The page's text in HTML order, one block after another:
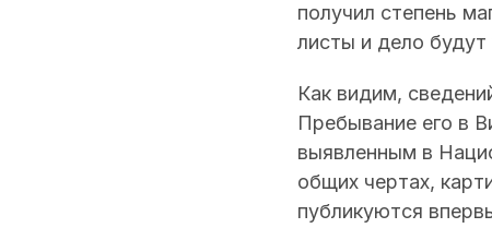
получил степень
листы и дело будут
Как видим,
Пребывание его в
выявленным в
общих чертах,
публикуются